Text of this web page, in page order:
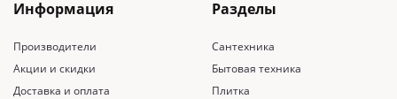
Информация
Производители
Акции и скидки
Доставка и оплата
Разделы
Сантехника
Бытовая техника
Плитка